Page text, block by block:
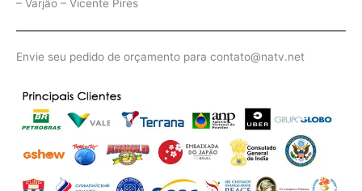
– Varjão – Vicente Pires
Envie seu pedido de orçamento para contato@natv.net